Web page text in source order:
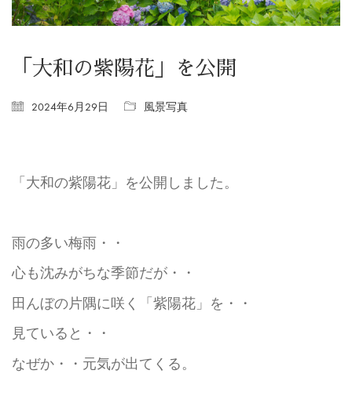
「大和の紫陽花」を公開
2024年6月29日 風景写真
「大和の紫陽花」を公開しました。
雨の多い梅雨・・
心も沈みがちな季節だが・・
田んぼの片隅に咲く「紫陽花」を・・
見ていると・・
なぜか・・元気が出てくる。